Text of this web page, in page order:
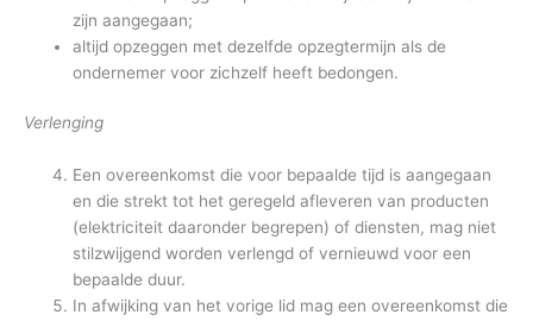
zijn aangegaan;
altijd opzeggen met dezelfde opzegtermijn als de
ondernemer voor zichzelf heeft bedongen.
Verlenging
Een overeenkomst die voor bepaalde tijd is aangegaan
en die strekt tot het geregeld afleveren van producten
(elektriciteit daaronder begrepen) of diensten, mag niet
stilzwijgend worden verlengd of vernieuwd voor een
bepaalde duur.
In afwijking van het vorige lid mag een overeenkomst die